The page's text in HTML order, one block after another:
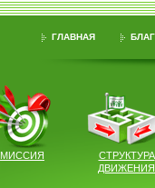
ГЛАВНАЯ
МИССИЯ
СТРУКТУРА
ДВИЖЕНИЯ